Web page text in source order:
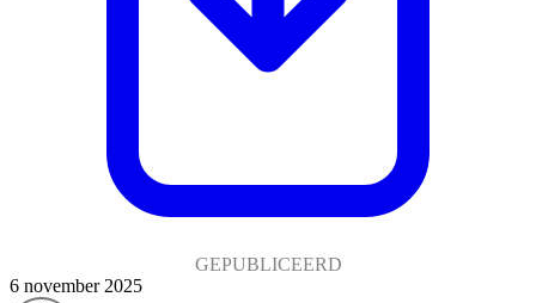
GEPUBLICEERD
6 november 2025